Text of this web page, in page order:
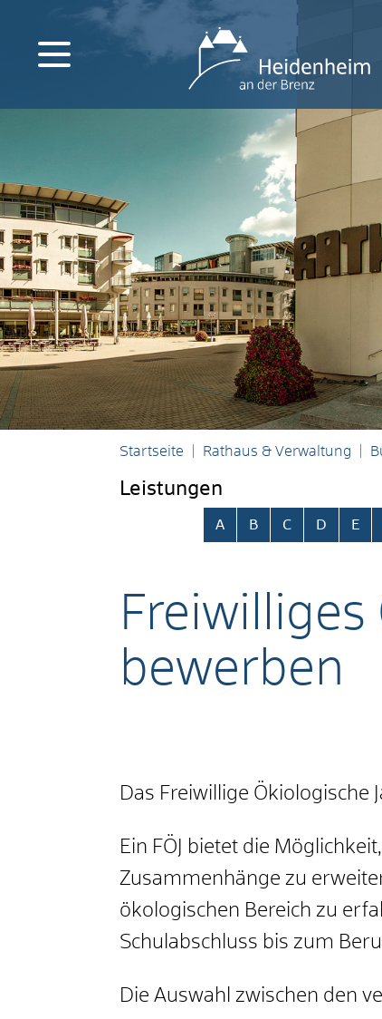
Startseite Rathaus & Verwaltung
Leistungen
Alphabetisches Register
A B C D E
Freiwilliges
bewerben
Das Freiwillige
Ein FÖJ bietet die
Zusammenhänge zu
ökologischen Bereich zu
Schulabschluss bis zum
Die Auswahl zwischen den